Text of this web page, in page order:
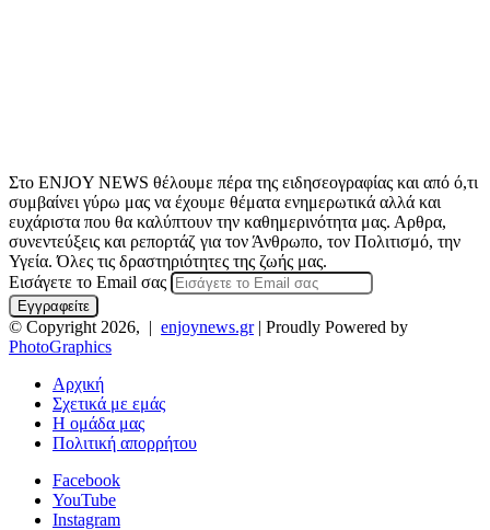
Στο ENJOY NEWS θέλουμε πέρα της ειδησεογραφίας και από ό,τι
συμβαίνει γύρω μας να έχουμε θέματα ενημερωτικά αλλά και
ευχάριστα που θα καλύπτουν την καθημερινότητα μας. Αρθρα,
συνεντεύξεις και ρεπορτάζ για τον Άνθρωπο, τον Πολιτισμό, την
Υγεία. Όλες τις δραστηριότητες της ζωής μας.
Εισάγετε το Email σας
© Copyright 2026, | enjoynews.gr| Proudly Powered by
PhotoGraphics
Αρχική
Σχετικά με εμάς
Η ομάδα μας
Πολιτική απορρήτου
Facebook
YouTube
Instagram